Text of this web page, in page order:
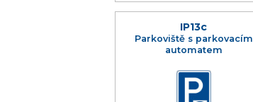
IP13c
Parkoviště s parkovacím
automatem